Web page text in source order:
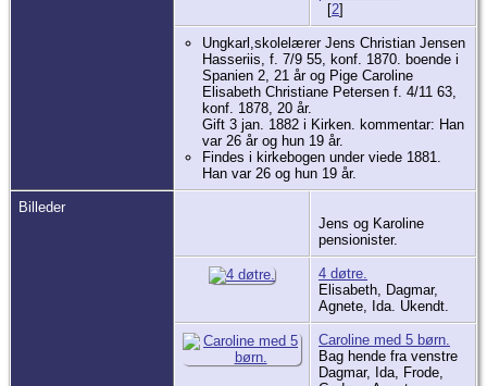
[2]
Ungkarl,skolelærer Jens Christian Jensen
Hasseriis, f. 7/9 55, konf. 1870. boende i
Spanien 2, 21 år og Pige Caroline
Elisabeth Christiane Petersen f. 4/11 63,
konf. 1878, 20 år.
Gift 3 jan. 1882 i Kirken. kommentar: Han
var 26 år og hun 19 år.
Findes i kirkebogen under viede 1881.
Han var 26 og hun 19 år.
Billeder
Jens og Karoline
pensionister.
4 døtre.
Elisabeth, Dagmar,
Agnete, Ida. Ukendt.
Caroline med 5 børn.
Bag hende fra venstre
Dagmar, Ida, Frode,